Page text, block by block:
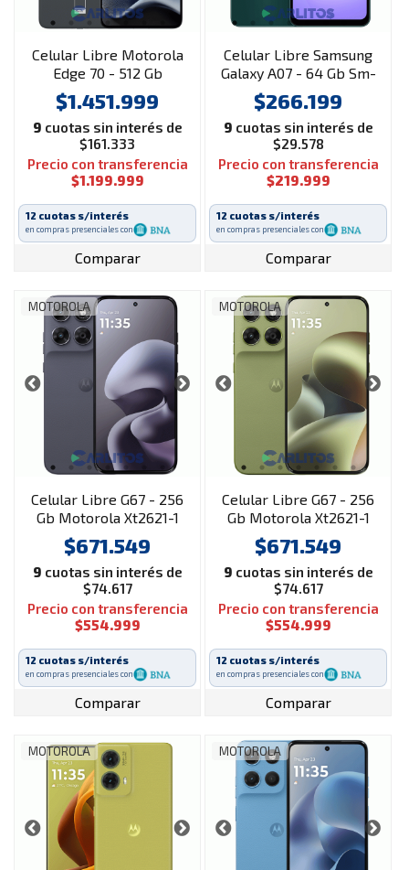
Celular Libre Motorola
Edge 70 - 512 Gb
XT2601-3 Gadget Grey
$1.451.999
9 cuotas sin interés de
$161.333
Precio con transferencia
$1.199.999
12 cuotas s/interés
en compras presenciales con
Comparar
Celular Libre Samsung
Galaxy A07 - 64 Gb Sm-
a075mzgaaro Verde
$266.199
9 cuotas sin interés de
$29.578
Precio con transferencia
$219.999
12 cuotas s/interés
en compras presenciales con
Comparar
MOTOROLA
Celular Libre G67 - 256
Gb Motorola Xt2621-1
5G Azul
$671.549
9 cuotas sin interés de
$74.617
Precio con transferencia
$554.999
12 cuotas s/interés
en compras presenciales con
Comparar
MOTOROLA
Celular Libre G67 - 256
Gb Motorola Xt2621-1
5G Lima
$671.549
9 cuotas sin interés de
$74.617
Precio con transferencia
$554.999
12 cuotas s/interés
en compras presenciales con
Comparar
MOTOROLA MOTOROLA